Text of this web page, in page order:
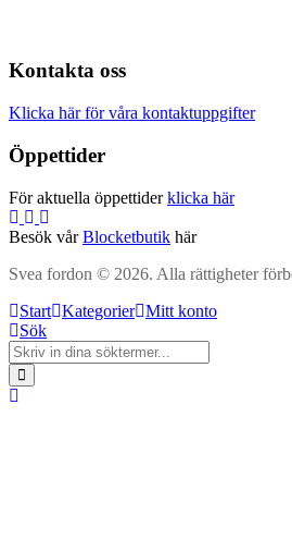
Kontakta oss
Klicka här för våra kontaktuppgifter
Öppettider
För aktuella öppettiderklicka här
Besök vårBlocketbutik här
Svea fordon © 2026. Alla rättigheter
Start Kategorier Mitt konto
Sök